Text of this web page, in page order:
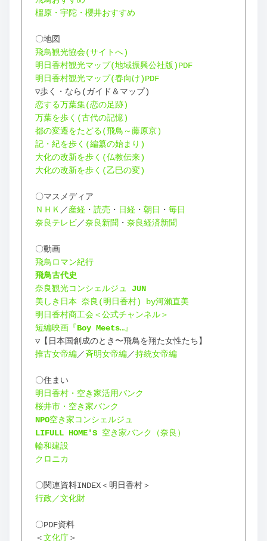
橿原・宇陀・櫻井おすすめ
〇地図
飛鳥観光協会(サイトへ)
明日香村観光マップ(地域振興公社版)PDF
明日香村観光マップ(春向け)PDF
▽歩く・なら(ガイド＆マップ)
恋する万葉集(恋の足跡)
万葉を歩く(古代の記憶)
都の変遷をたどる(飛鳥～藤原京)
記・紀を歩く(編纂の始まり)
大化の改新を歩く(仏教伝来)
大化の改新を歩く(乙巳の変)
〇マスメディア
ＮＨＫ ／産経 ・読売 ・ 日経 ・朝日 ・毎日
奈良テレビ／奈良新聞 ・奈良経済新聞
〇動画
飛鳥ロマン紀行
飛鳥古代史
奈良観光コンシェルジュ JUN
美しき日本 奈良(明日香村) by河瀨直美
明日香村商工会＜公式チャンネル＞
短編映画『Boy Meets…』
▽【日本国創成のとき〜飛鳥を翔た女性たち】
推古女帝編／斉明女帝編／持統女帝編
〇住まい
明日香村・空き家活用バンク
桜井市・空き家バンク
NPO空き家コンシェルジュ
LIFULL HOME'S 空き家バンク（奈良）
輪和建設
クロニカ
〇関連資料INDEX＜明日香村＞
行政／文化財
〇PDF資料
＜文化庁＞